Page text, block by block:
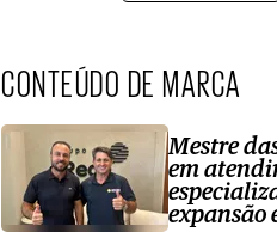
CONTEÚDO DE MARCA
Mestre
em
expansão